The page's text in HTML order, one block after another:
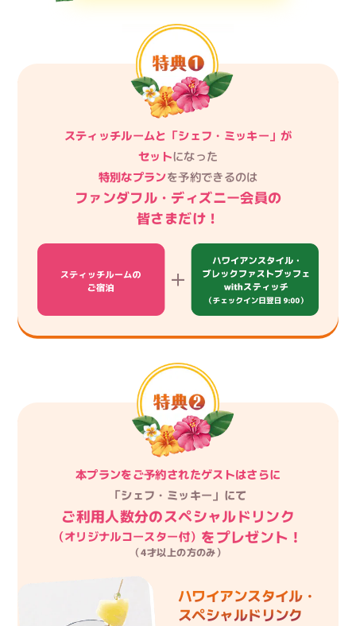
スティッチルームと「シェフ・ミッキー」が
セットになった
特別なプランを予約できるのは
ファンダフル・ディズニー会員の
皆さまだけ！
本プランをご予約されたゲストはさらに
「シェフ・ミッキー」にて
ご利用人数分のスペシャルドリンク
（オリジナルコースター付） をプレゼント！
（4才以上の方のみ）
ハワイアンスタイル・
スペシャルドリンク